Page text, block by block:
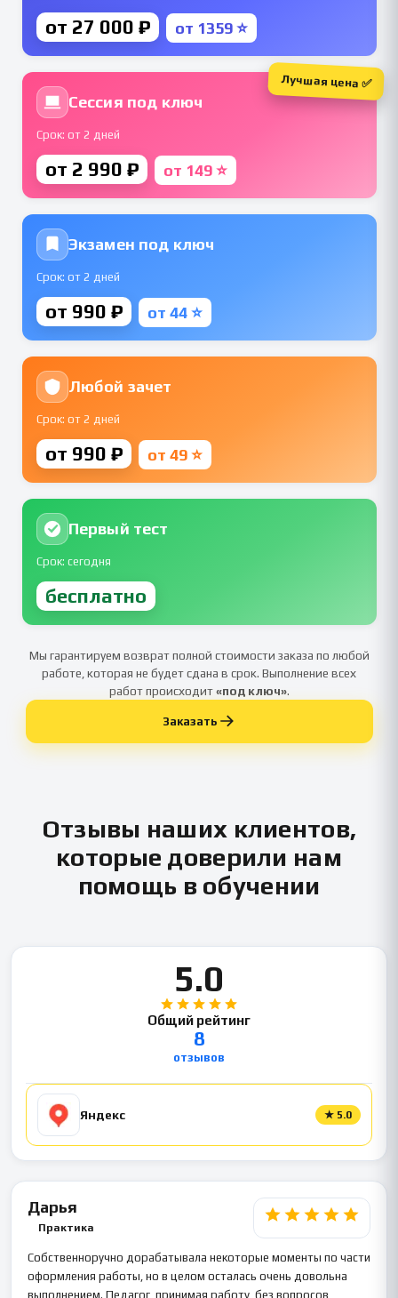
от 27 000 ₽ от 1359 ⭐
Сессия под ключ
Срок: от 2 дней
от 2 990 ₽ от 149 ⭐
Лучшая цена ✅
Экзамен под ключ
Срок: от 2 дней
от 990 ₽ от 44 ⭐
Любой зачет
Срок: от 2 дней
от 990 ₽ от 49 ⭐
Первый тест
Срок: сегодня
бесплатно
Мы гарантируем возврат полной стоимости заказа по любой
работе, которая не будет сдана в срок. Выполнение всех
работ происходит«под ключ».
Заказать
Отзывы наших клиентов,
которые доверили нам
помощь в обучении
5.0
Общий рейтинг
8
отзывов
Яндекс ★ 5.0
Дарья
Практика
Собственноручно дорабатывала некоторые моменты по части
оформления работы, но в целом осталась очень довольна
выполнением. Педагог, принимая работу, без вопросов